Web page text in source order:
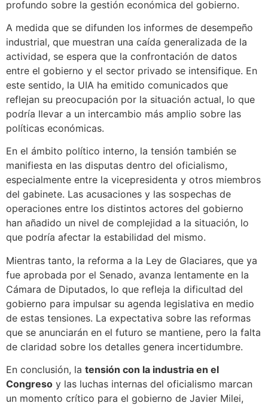
profundo sobre la gestión económica del gobierno.
A medida que se difunden los informes de desempeño
industrial, que muestran una caída generalizada de la
actividad, se espera que la confrontación de datos
entre el gobierno y el sector privado se intensifique. En
este sentido, la UIA ha emitido comunicados que
reflejan su preocupación por la situación actual, lo que
podría llevar a un intercambio más amplio sobre las
políticas económicas.
En el ámbito político interno, la tensión también se
manifiesta en las disputas dentro del oficialismo,
especialmente entre la vicepresidenta y otros miembros
del gabinete. Las acusaciones y las sospechas de
operaciones entre los distintos actores del gobierno
han añadido un nivel de complejidad a la situación, lo
que podría afectar la estabilidad del mismo.
Mientras tanto, la reforma a la Ley de Glaciares, que ya
fue aprobada por el Senado, avanza lentamente en la
Cámara de Diputados, lo que refleja la dificultad del
gobierno para impulsar su agenda legislativa en medio
de estas tensiones. La expectativa sobre las reformas
que se anunciarán en el futuro se mantiene, pero la falta
de claridad sobre los detalles genera incertidumbre.
En conclusión, la tensión con la industria en el
Congreso y las luchas internas del oficialismo marcan
un momento crítico para el gobierno de Javier Milei,